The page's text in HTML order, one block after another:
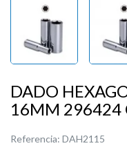
DADO
16MM 296424
Referencia: DAH2115